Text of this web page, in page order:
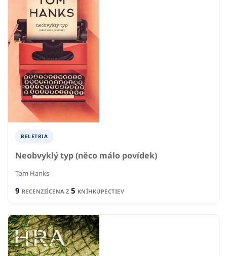
BELETRIA
Neobvyklý typ (něco málo povídek)
Tom Hanks
9 RECENZIÍCENA Z 5 KNÍHKUPECTIEV